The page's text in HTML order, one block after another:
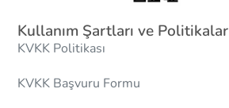
Kullanım Şartları ve Politikalar
KVKK Politikası
KVKK Başvuru Formu